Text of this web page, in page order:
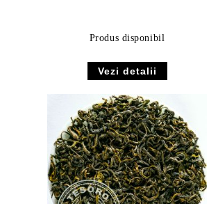
Produs disponibil
Vezi detalii